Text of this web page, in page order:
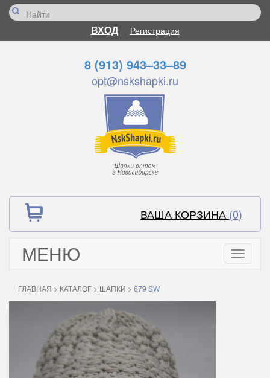
ВХОД Регистрация
8 (913) 943–33–89
opt@nskshapki.ru
ВАША КОРЗИНА (0)
МЕНЮ
Toggle
ГЛАВНАЯ > КАТАЛОГ > ШАПКИ > 679 SW